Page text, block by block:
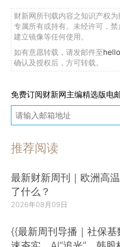
财新网所刊载内容之知识产权
专属所有或持有。未经许可，
建立镜像等任何使用。
如有意愿转载，请发邮件至
确认及授权后，方可转载。
免费订阅财新网主编精选版电
推荐阅读
最新财新周刊｜欧洲高
了什么？
2026年08月09日
{{最新周刊导播｜社保基